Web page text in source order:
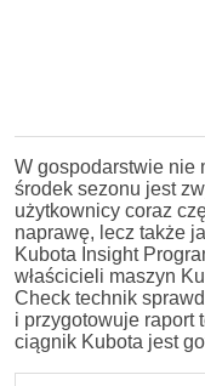
W gospodarstwie nie
środek sezonu jest
użytkownicy coraz
naprawę, lecz także
Kubota Insight
właścicieli maszyn
Check technik
i przygotowuje raport
ciągnik Kubota jest